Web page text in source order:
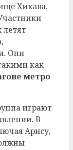
Хикава,
Они
как
метро
играют
В
Арису,